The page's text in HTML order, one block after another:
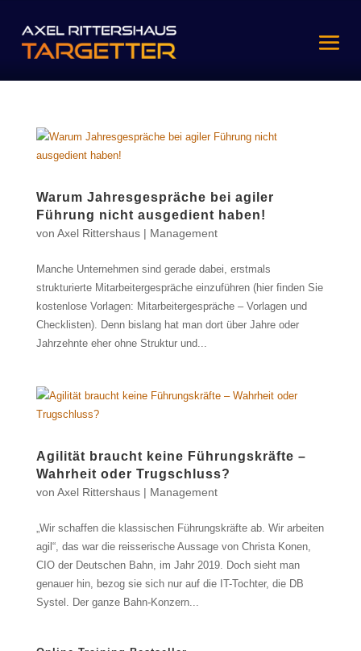
Warum Jahresgespräche bei agiler
Führung nicht ausgedient haben!
von Axel Rittershaus| Management
Manche Unternehmen sind gerade dabei, erstmals
strukturierte Mitarbeitergespräche einzuführen (hier finden Sie
kostenlose Vorlagen: Mitarbeitergespräche – Vorlagen und
Checklisten). Denn bislang hat man dort über Jahre oder
Jahrzehnte eher ohne Struktur und...
Agilität braucht keine Führungskräfte –
Wahrheit oder Trugschluss?
von Axel Rittershaus| Management
„Wir schaffen die klassischen Führungskräfte ab. Wir arbeiten
agil“, das war die reisserische Aussage von Christa Konen,
CIO der Deutschen Bahn, im Jahr 2019. Doch sieht man
genauer hin, bezog sie sich nur auf die IT-Tochter, die DB
Systel. Der ganze Bahn-Konzern...